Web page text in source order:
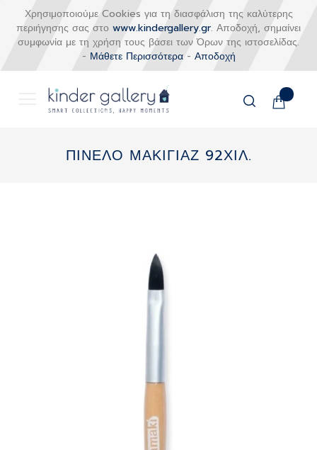
Χρησιμοποιούμε Cookies για τη διασφάλιση της καλύτερης
περιήγησης σας στο www.kindergallery.gr. Αποδοχή, σημαίνει
συμφωνία με τη χρήση τους βάσει των Όρων της ιστοσελίδας.
- Μάθετε Περισσότερα- Αποδοχή
Το
ΠΙΝΕΛΟ ΜΑΚΙΓΙΑΖ 92ΧΙΛ.